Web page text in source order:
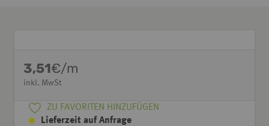
3,51€/m
inkl. MwSt
ZU FAVORITEN HINZUFÜGEN
Lieferzeit auf Anfrage